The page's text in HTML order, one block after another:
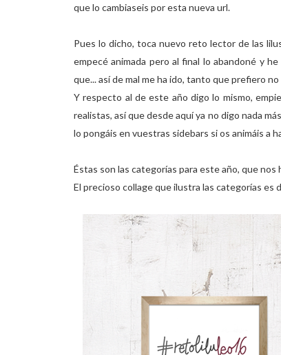
que lo cambiaseis por esta nueva url.
Pues lo dicho, toca nuevo reto lector de las
empecé animada pero al final lo abandoné y
que... así de mal me ha ido, tanto que prefiero
Y respecto al de este año digo lo mismo,
realistas, así que desde aquí ya no digo nada
lo pongáis en vuestras sidebars si os animáis a
Éstas son las categorías para este año, que nos
El precioso collage que ilustra las categorías es